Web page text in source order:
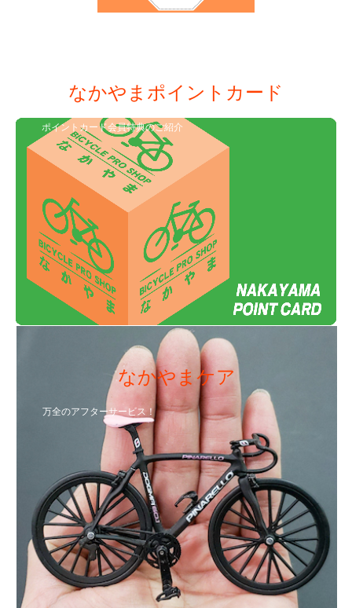
なかやまポイントカード
ポイントカード会員特典のご紹介
なかやまケア
万全のアフターサービス！